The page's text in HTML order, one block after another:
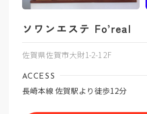
ソワンエステ Fo’real
佐賀県佐賀市大財1-2-1 2F
ACCESS
長崎本線 佐賀駅より徒歩12分